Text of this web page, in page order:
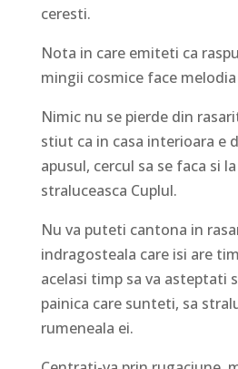
ceresti.
Nota in care emiteti ca
mingii cosmice face
Nimic nu se pierde din
stiut ca in casa interioara e
apusul, cercul sa se faca si
straluceasca Cuplul.
Nu va puteti cantona in
indragosteala care isi are
acelasi timp sa va asteptati
painica care sunteti, sa
rumeneala ei.